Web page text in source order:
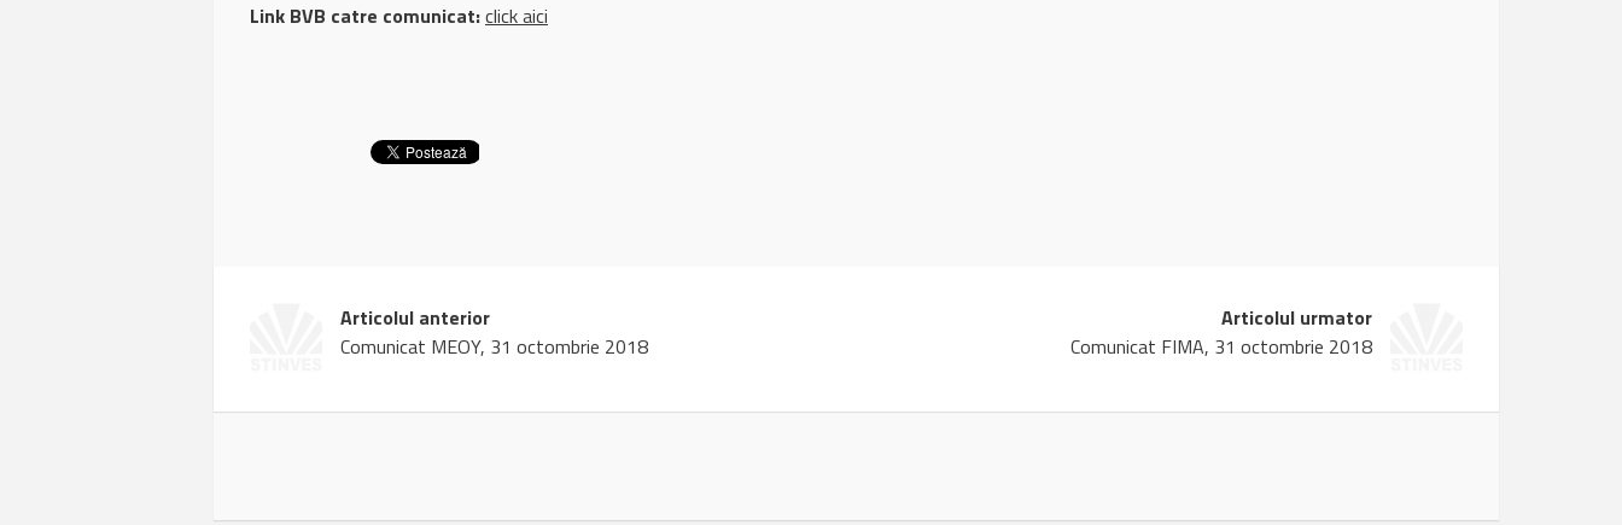
Link BVB catre comunicat:click aici
Articolul anterior
Comunicat MEOY, 31 octombrie 2018
Articolul urmator
Comunicat FIMA, 31 octombrie 2018